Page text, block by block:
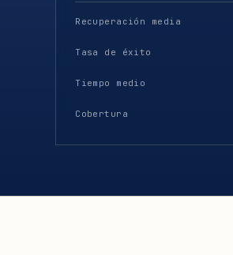
Recuperación media
Tasa de éxito
Tiempo medio
Cobertura